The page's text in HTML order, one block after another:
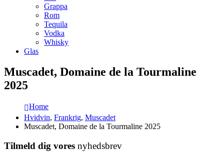
Grappa
Rom
Tequila
Vodka
Whisky
Glas
Muscadet, Domaine de la Tourmaline
2025
Home
Hvidvin, Frankrig, Muscadet
Muscadet, Domaine de la Tourmaline 2025
Tilmeld dig vores nyhedsbrev